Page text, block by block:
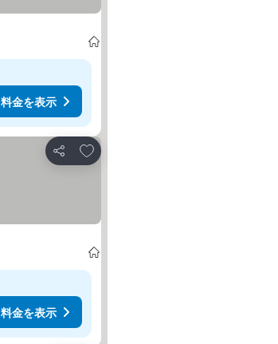
料金を表示
シェア
お気に入りに追加
料金を表示